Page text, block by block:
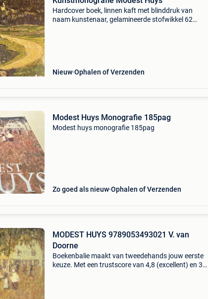
Hardcover boek, linnen kaft met blinddruk van
naam kunstenaar, gelamineerde stofwikkel 62
Nieuw Ophalen of Verzenden
Modest Huys Monografie 185pag
Modest huys monografie 185pag
Zo goed als nieuw Ophalen of Verzenden
MODEST HUYS 9789053493021 V. van
Doorne
Boekenbalie maakt van tweedehands jouw eerste
keuze. Met een trustscore van 4,8 (excellent) en 30